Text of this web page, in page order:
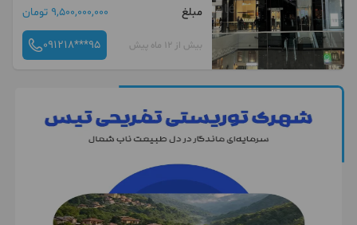
مبلغ
9,500,000,000 تومان
بیش از 12 ماه پیش 091218***95